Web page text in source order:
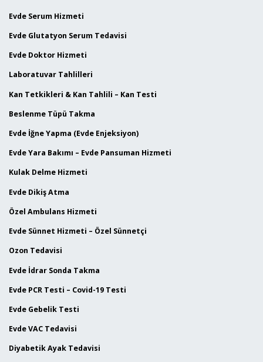
Evde Serum Hizmeti
Evde Glutatyon Serum Tedavisi
Evde Doktor Hizmeti
Laboratuvar Tahlilleri
Kan Tetkikleri & Kan Tahlili – Kan Testi
Beslenme Tüpü Takma
Evde İğne Yapma (Evde Enjeksiyon)
Evde Yara Bakımı – Evde Pansuman Hizmeti
Kulak Delme Hizmeti
Evde Dikiş Atma
Özel Ambulans Hizmeti
Evde Sünnet Hizmeti – Özel Sünnetçi
Ozon Tedavisi
Evde İdrar Sonda Takma
Evde PCR Testi – Covid-19 Testi
Evde Gebelik Testi
Evde VAC Tedavisi
Diyabetik Ayak Tedavisi